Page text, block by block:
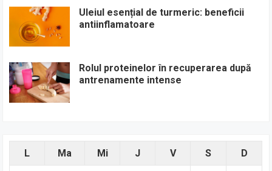
Uleiul esențial de turmeric: beneficii
antiinflamatoare
Rolul proteinelor în recuperarea după
antrenamente intense
L Ma Mi J V S D